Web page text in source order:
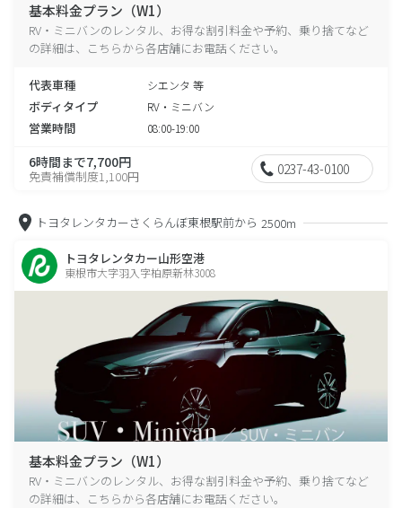
基本料金プラン（W1）
RV・ミニバンのレンタル、お得な割引料金や予約、乗り捨てなど
の詳細は、こちらから各店舗にお電話ください。
代表車種 シエンタ 等
ボディタイプ RV・ミニバン
営業時間 08:00-19:00
6時間まで7,700円
免責補償制度1,100円 0237-43-0100
トヨタレンタカーさくらんぼ東根駅前から 2500m
トヨタレンタカー山形空港
東根市大字羽入字柏原新林3008
基本料金プラン（W1）
RV・ミニバンのレンタル、お得な割引料金や予約、乗り捨てなど
の詳細は、こちらから各店舗にお電話ください。